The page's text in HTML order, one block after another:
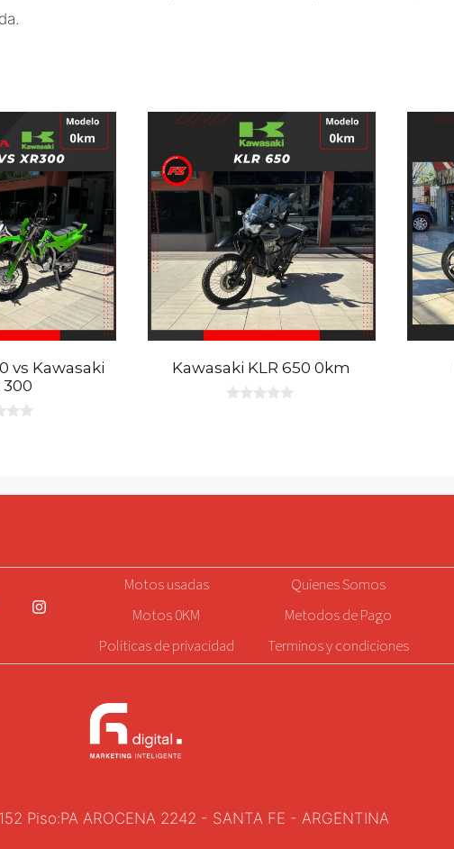
vs Kawasaki
300
Kawasaki KLR 650 0km
Motosusadas
Motos 0KM
Politicas de privacidad
Quienes Somos
Metodos de Pago
Terminos y condiciones
Piso:PA AROCENA 2242 - SANTA FE - ARGENTINA